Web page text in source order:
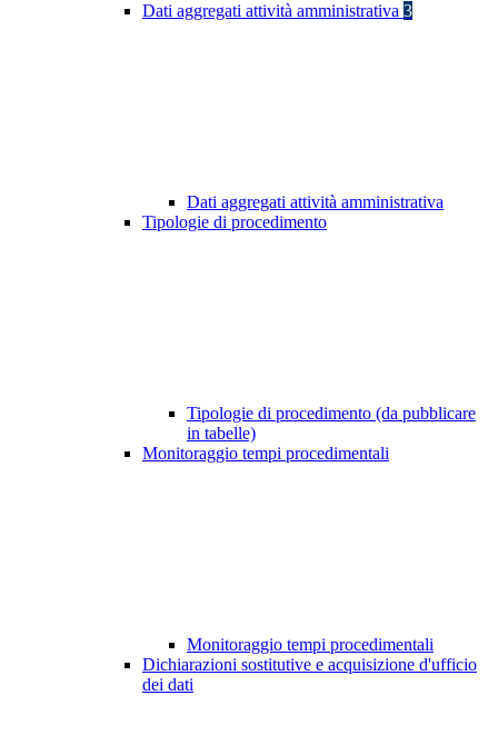
Dati aggregati attività amministrativa 3
Dati aggregati attività amministrativa
Tipologie di procedimento
Tipologie di procedimento (da pubblicare
in tabelle)
Monitoraggio tempi procedimentali
Monitoraggio tempi procedimentali
Dichiarazioni sostitutive e acquisizione d'ufficio
dei dati